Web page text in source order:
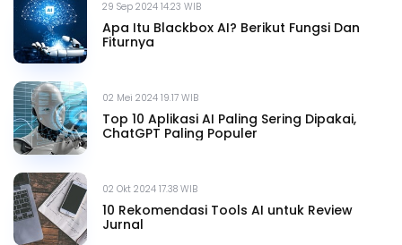
29 Sep 2024 14.23 WIB
Apa Itu Blackbox AI? Berikut Fungsi Dan
Fiturnya
02 Mei 2024 19.17 WIB
Top 10 Aplikasi AI Paling Sering Dipakai,
ChatGPT Paling Populer
02 Okt 2024 17.38 WIB
10 Rekomendasi Tools AI untuk Review
Jurnal